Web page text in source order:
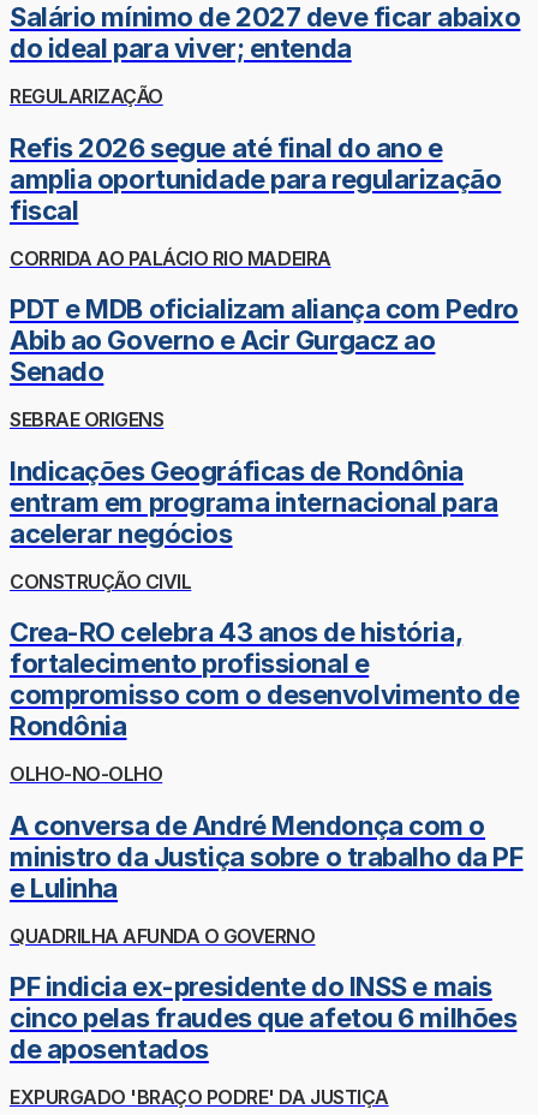
Salário mínimo de 2027 deve ficar abaixo
do ideal para viver; entenda
REGULARIZAÇÃO
Refis 2026 segue até final do ano e
amplia oportunidade para regularização
fiscal
CORRIDA AO PALÁCIO RIO MADEIRA
PDT e MDB oficializam aliança com Pedro
Abib ao Governo e Acir Gurgacz ao
Senado
SEBRAE ORIGENS
Indicações Geográficas de Rondônia
entram em programa internacional para
acelerar negócios
CONSTRUÇÃO CIVIL
Crea-RO celebra 43 anos de história,
fortalecimento profissional e
compromisso com o desenvolvimento de
Rondônia
OLHO-NO-OLHO
A conversa de André Mendonça com o
ministro da Justiça sobre o trabalho da PF
e Lulinha
QUADRILHA AFUNDA O GOVERNO
PF indicia ex-presidente do INSS e mais
cinco pelas fraudes que afetou 6 milhões
de aposentados
EXPURGADO 'BRAÇO PODRE' DA JUSTIÇA